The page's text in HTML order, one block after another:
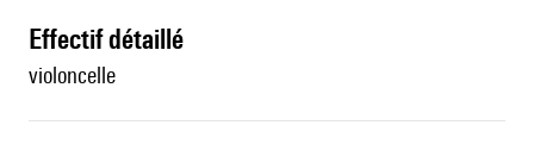
effectif détaillé
violoncelle